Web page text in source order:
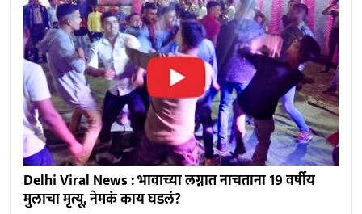
Delhi Viral News : भावाच्या लग्नात नाचताना 19 वर्षीय
मुलाचा मृत्यू, नेमकं काय घडलं?